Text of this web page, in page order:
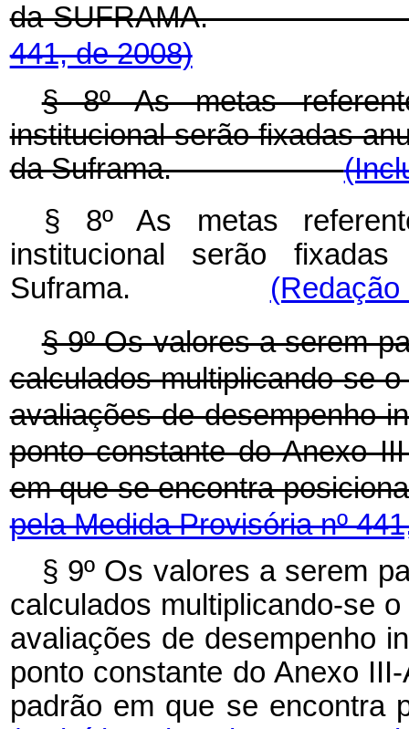
da
441, de 2008)
§ 8º As metas
institucional serão fixadas
da Suframa.
§ 8º As metas
institucional serão
Suframa. (Redação
§ 9º Os valores a serem
calculados multiplicando-se
avaliações de desempenho
ponto constante do Anexo
em que se encontra
pela Medida Provisória nº
§ 9º Os valores a serem
calculados multiplicando-se
avaliações de desempenho
ponto constante do Anexo
padrão em que se